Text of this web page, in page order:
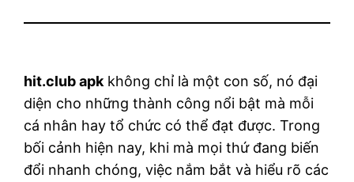
hit.club apk không chỉ là một con số, nó đại
diện cho những thành công nổi bật mà mỗi
cá nhân hay tổ chức có thể đạt được. Trong
bối cảnh hiện nay, khi mà mọi thứ đang biến
đổi nhanh chóng, việc nắm bắt và hiểu rõ các